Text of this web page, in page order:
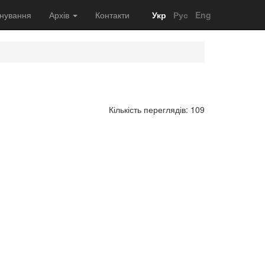
Архів Контакти Укр Рус Eng
Кількість переглядів: 109